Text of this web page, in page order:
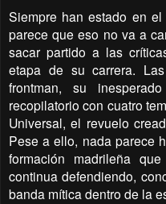
Siempre han estado en
parece que eso no va a
sacar partido a las
etapa de su carrera.
frontman, su
recopilatorio con cuatro
Universal, el revuelo
Pese a ello, nada parece
formación madrileña
continua defendiendo,
banda mítica dentro de la